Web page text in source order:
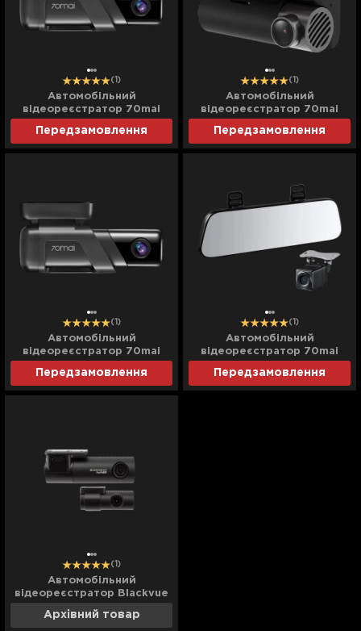
(1)
Автомобільний
відеореєстратор 70mai
(Global)
Передзамовлення
(1)
Автомобільний
відеореєстратор 70mai
(Global)
Передзамовлення
(1)
Автомобільний
відеореєстратор 70mai
(Global)
Передзамовлення
(1)
Автомобільний
відеореєстратор 70mai
(Global)
Передзамовлення
(1)
Автомобільний
відеореєстратор Blackvue
Архівний товар